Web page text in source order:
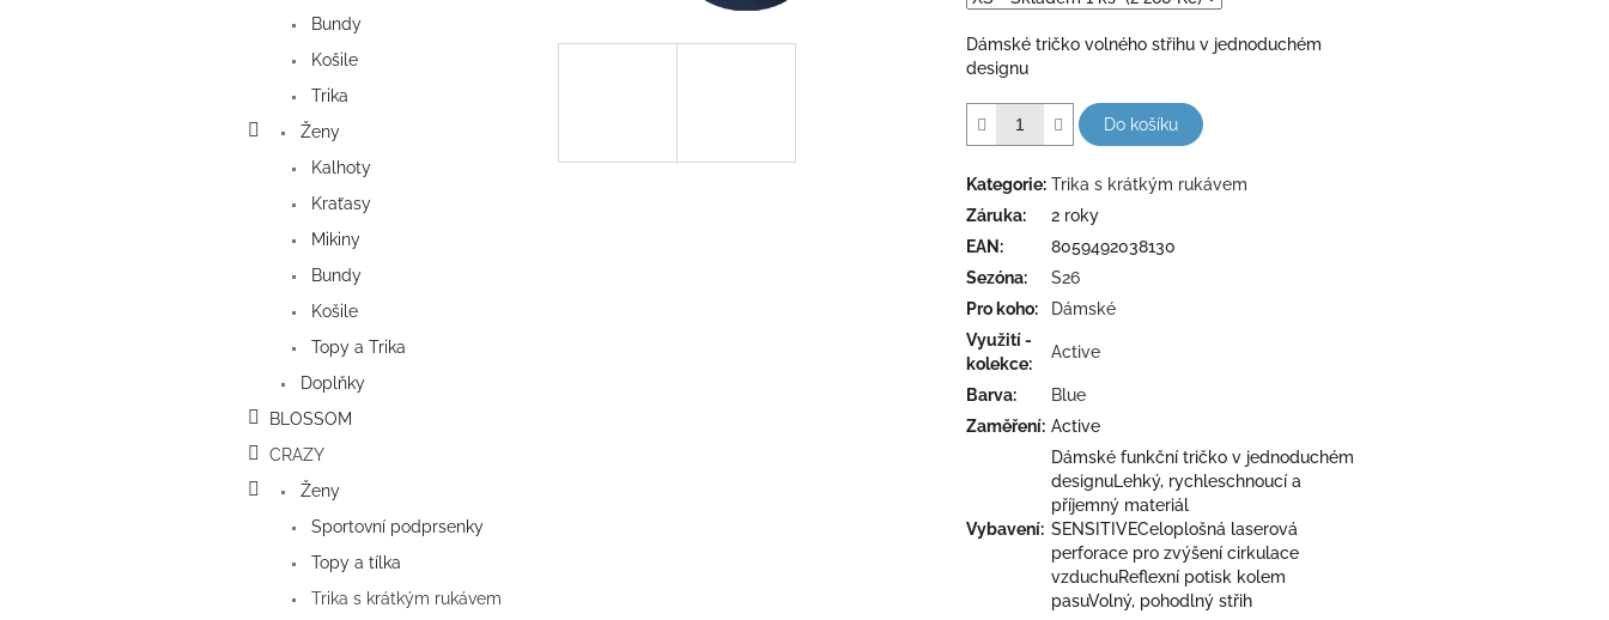
Bundy
Košile
Trika
Ženy
Kalhoty
Kraťasy
Mikiny
Bundy
Košile
Topy a Trika
Doplňky
BLOSSOM
CRAZY
Ženy
Sportovní podprsenky
Topy a tílka
Trika s krátkým rukávem
5
hvězdiček.
Dámské tričko volného střihu v jednoduchém
designu
Do košíku
Kategorie: Trika s krátkým rukávem
Záruka:
2 roky
EAN:
8059492038130
Sezóna:
S26
Pro koho:
Dámské
Využití -
kolekce:
Active
Barva:
Blue
Zaměření: Active
Vybavení:
Dámské funkční tričko v jednoduchém
designuLehký, rychleschnoucí a
příjemný materiál
SENSITIVECeloplošná laserová
perforace pro zvýšení cirkulace
vzduchuReflexní potisk kolem
pasuVolný, pohodlný střih